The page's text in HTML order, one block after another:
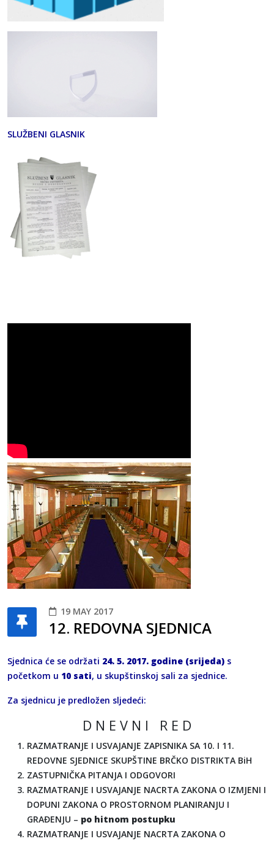
SLUŽBENI GLASNIK
19 MAY 2017
12. REDOVNA SJEDNICA
Sjednica će se održati 24. 5. 2017. godine (srijeda) s
početkom u 10 sati, u skupštinskoj sali za sjednice.
Za sjednicu je predložen sljedeći:
D N E V N I R E D
RAZMATRANJE I USVAJANJE ZAPISNIKA SA 10. I 11.
REDOVNE SJEDNICE SKUPŠTINE BRČKO DISTRIKTA BiH
ZASTUPNIČKA PITANJA I ODGOVORI
RAZMATRANJE I USVAJANJE NACRTA ZAKONA O IZMJENI I
DOPUNI ZAKONA O PROSTORNOM PLANIRANJU I
GRAĐENJU – po hitnom postupku
RAZMATRANJE I USVAJANJE NACRTA ZAKONA O